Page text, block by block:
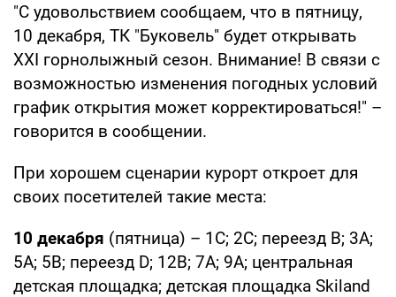
"С удовольствием сообщаем, что в пятницу,
10 декабря, ТК "Буковель" будет открывать
ХХІ горнолыжный сезон. Внимание! В связи с
возможностью изменения погодных условий
график открытия может корректироваться!" –
говорится в сообщении.
При хорошем сценарии курорт откроет для
своих посетителей такие места:
10 декабря (пятница) – 1С; 2С; переезд B; 3А;
5А; 5В; переезд D; 12B; 7A; 9A; центральная
детская площадка; детская площадка Skiland